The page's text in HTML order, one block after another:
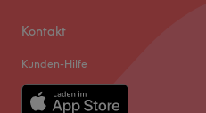
Kontakt
Kunden-Hilfe